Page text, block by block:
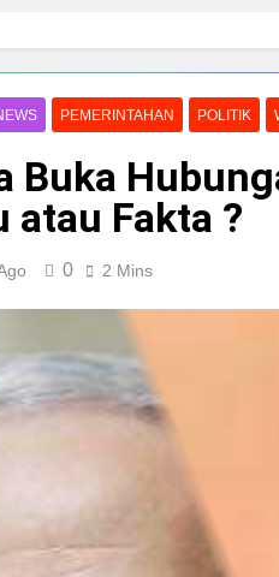
PEMERINTAHAN POLITIK
Buka
atau Fakta ?
0 2 Mins